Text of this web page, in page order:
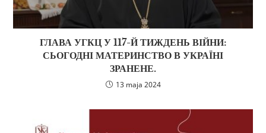
ГЛАВА УГКЦ У 117-Й ТИЖДЕНЬ ВІЙНИ:
СЬОГОДНІ МАТЕРИНСТВО В УКРАЇНІ
ЗРАНЕНЕ.
13 maja 2024